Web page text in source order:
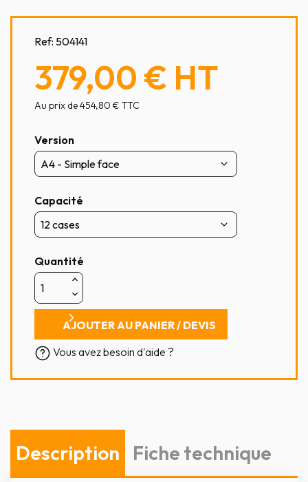
Ref: 504141
379,00 € HT
Au prix de 454,80 € TTC
Version
Capacité
Quantité
AJOUTER AU PANIER / DEVIS
Vous avez besoin d'aide ?
Description Fiche technique